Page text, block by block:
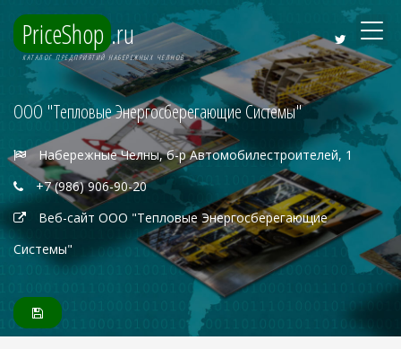
PriceShop .ru
КАТАЛОГ ПРЕДПРИЯТИЙ НАБЕРЕЖНЫХ ЧЕЛНОВ
ООО "Тепловые Энергосберегающие Системы"
Набережные Челны, б-р Автомобилестроителей, 1
+7 (986) 906-90-20
Веб-сайт ООО "Тепловые Энергосберегающие
Системы"